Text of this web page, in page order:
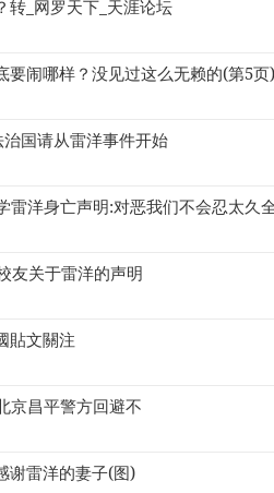
转_网罗天下_天涯论坛
要闹哪样？没见过这么无赖的(第5
国请从雷洋事件开始
雷洋身亡声明:对恶我们不会忍太久
友关于雷洋的声明
貼文關注
京昌平警方回避不
谢雷洋的妻子(图)